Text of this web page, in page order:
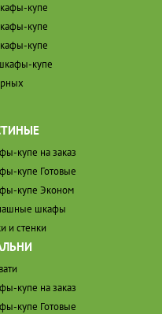
купе
купе
купе
купе
купе на заказ
купе Готовые
купе Эконом
шкафы
и стенки
купе на заказ
купе Готовые